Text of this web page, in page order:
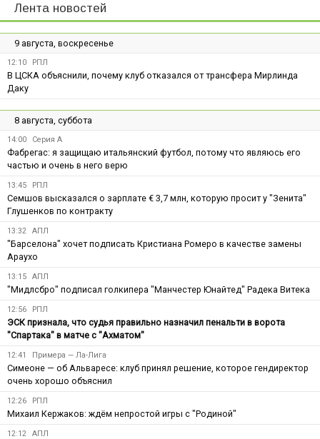
Лента новостей
9 августа, воскресенье
12:10 РПЛ
В ЦСКА объяснили, почему клуб отказался от трансфера Мирлинда
Даку
8 августа, суббота
14:00 Серия А
Фабрегас: я защищаю итальянский футбол, потому что являюсь его
частью и очень в него верю
13:45 РПЛ
Семшов высказался о зарплате € 3,7 млн, которую просит у "Зенита"
Глушенков по контракту
13:32 АПЛ
"Барселона" хочет подписать Кристиана Ромеро в качестве замены
Араухо
13:15 АПЛ
"Мидлсбро" подписал голкипера "Манчестер Юнайтед" Радека Витека
12:56 РПЛ
ЭСК признала, что судья правильно назначил пенальти в ворота
"Спартака" в матче с "Ахматом"
12:41 Примера — Ла-Лига
Симеоне — об Альваресе: клуб принял решение, которое гендиректор
очень хорошо объяснил
12:26 РПЛ
Михаил Кержаков: ждём непростой игры с "Родиной"
12:12 АПЛ